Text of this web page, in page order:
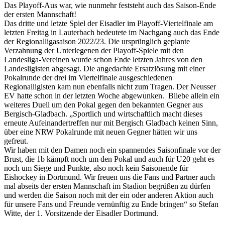
Das Playoff-Aus war, wie nunmehr feststeht auch das Saison-Ende
der ersten Mannschaft!
Das dritte und letzte Spiel der Eisadler im Playoff-Viertelfinale am
letzten Freitag in Lauterbach bedeutete im Nachgang auch das Ende
der Regionalligasaison 2022/23. Die ursprünglich geplante
Verzahnung der Unterlegenen der Playoff-Spiele mit den
Landesliga-Vereinen wurde schon Ende letzten Jahres von den
Landesligisten abgesagt. Die angedachte Ersatzlösung mit einer
Pokalrunde der drei im Viertelfinale ausgeschiedenen
Regionalligisten kam nun ebenfalls nicht zum Tragen. Der Neusser
EV hatte schon in der letzten Woche abgewunken. Bliebe allein ein
weiteres Duell um den Pokal gegen den bekannten Gegner aus
Bergisch-Gladbach. „Sportlich und wirtschaftlich macht dieses
erneute Aufeinandertreffen nur mit Bergisch Gladbach keinen Sinn,
über eine NRW Pokalrunde mit neuen Gegner hätten wir uns
gefreut.
Wir haben mit den Damen noch ein spannendes Saisonfinale vor der
Brust, die 1b kämpft noch um den Pokal und auch für U20 geht es
noch um Siege und Punkte, also noch kein Saisonende für
Eishockey in Dortmund. Wir freuen uns die Fans und Partner auch
mal abseits der ersten Mannschaft im Stadion begrüßen zu dürfen
und werden die Saison noch mit der ein oder anderen Aktion auch
für unsere Fans und Freunde vernünftig zu Ende bringen“ so Stefan
Witte, der 1. Vorsitzende der Eisadler Dortmund.